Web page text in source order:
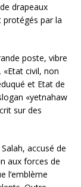
drapeaux
par la
poste, vibre
civil, non
et Etat de
«yetnahaw
sur des
accusé de
aux forces de
l’emblème